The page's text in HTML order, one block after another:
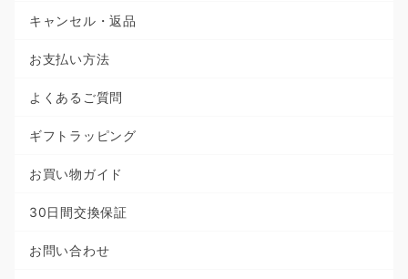
キャンセル・返品
お支払い方法
よくあるご質問
ギフトラッピング
お買い物ガイド
30日間交換保証
お問い合わせ